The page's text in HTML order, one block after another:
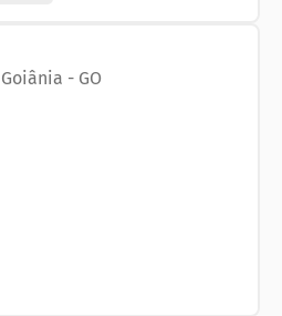
Goiânia - GO